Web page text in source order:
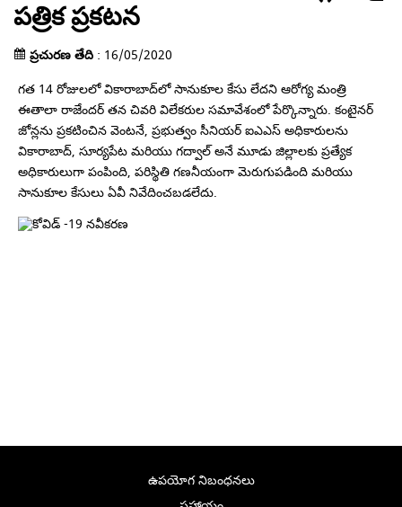
పత్రిక ప్రకటన
ప్రచురణ తేది : 16/05/2020
గత 14 రోజులలో వికారాబాద్‌లో సానుకూల కేసు లేదని ఆరోగ్య మంత్రి
ఈతాలా రాజేందర్ తన చివరి విలేకరుల సమావేశంలో పేర్కొన్నారు. కంటైనర్
జోన్లను ప్రకటించిన వెంటనే, ప్రభుత్వం సీనియర్ ఐఎఎస్ అధికారులను
వికారాబాద్, సూర్యపేట మరియు గద్వాల్ అనే మూడు జిల్లాలకు ప్రత్యేక
అధికారులుగా పంపింది, పరిస్థితి గణనీయంగా మెరుగుపడింది మరియు
సానుకూల కేసులు ఏవీ నివేదించబడలేదు.
ఉపయోగ నిబంధనలు